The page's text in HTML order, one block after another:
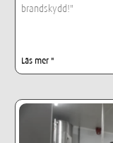
brandskydd!"
Läs mer "